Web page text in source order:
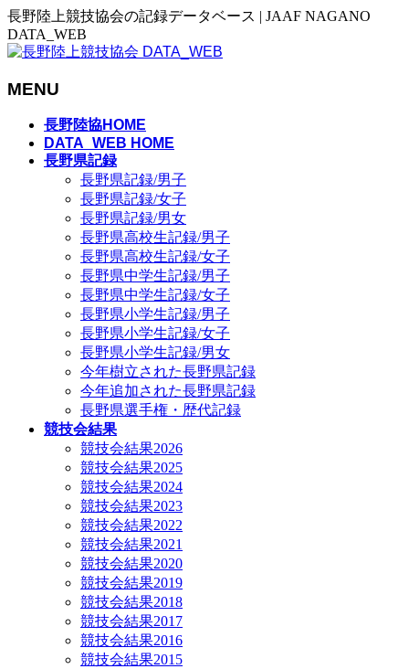
長野陸上競技協会の記録データベース | JAAF NAGANO
DATA_WEB
MENU
長野陸協HOME
DATA_WEB HOME
長野県記録
長野県記録/男子
長野県記録/女子
長野県記録/男女
長野県高校生記録/男子
長野県高校生記録/女子
長野県中学生記録/男子
長野県中学生記録/女子
長野県小学生記録/男子
長野県小学生記録/女子
長野県小学生記録/男女
今年樹立された長野県記録
今年追加された長野県記録
長野県選手権・歴代記録
競技会結果
競技会結果2026
競技会結果2025
競技会結果2024
競技会結果2023
競技会結果2022
競技会結果2021
競技会結果2020
競技会結果2019
競技会結果2018
競技会結果2017
競技会結果2016
競技会結果2015